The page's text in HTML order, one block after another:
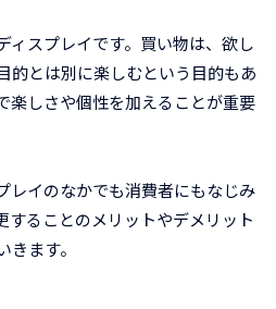
ィスプレイです。買い物は、欲し
的とは別に楽しむという目的もあ
楽しさや個性を加えることが重要
レイのなかでも消費者にもなじみ
することのメリットやデメリット
ます。